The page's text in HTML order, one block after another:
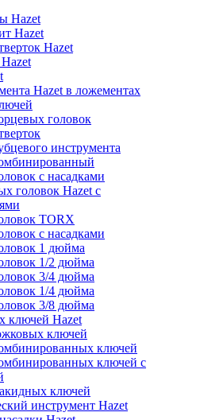
Hazet
Hazet
Hazet
Hazet в ложементах
головок
инструмента
с насадками
головок Hazet с
TORX
с насадками
1 дюйма
1/2 дюйма
3/4 дюйма
1/4 дюйма
3/8 дюйма
ключей Hazet
ключей
ключей
ключей с
ключей
инструмент Hazet